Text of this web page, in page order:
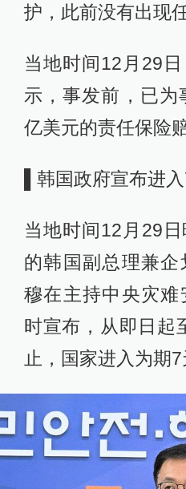
护，此前没有出现
当地时间12月29
示，事发前，已为
亿美元的责任保险赔
▌韩国政府宣布进
当地时间12月29
的韩国副总理兼
穆在主持中央灾
时宣布，从即日起
止，国家进入为期7